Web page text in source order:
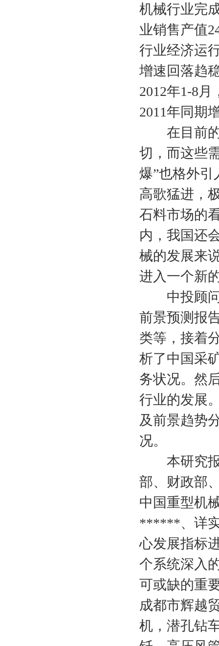
机械行业完
业销售产值
行业经济运
增速回落趋
2012年1-8
2011年同期
在目前的
切，而这些
爆”也格外引
高歌猛进，
石料市场的
内，我国还
械的发展来
进入一个新
中投顾问
前景预测报
类等，接着
析了中国采
务状况。然
行业的发展
及前景趋势
况。
本研究报
部、财政部
中国重型机
******、详实
心发展指标
个系统深入
可或缺的重
成都市辉越
机，潜孔钻